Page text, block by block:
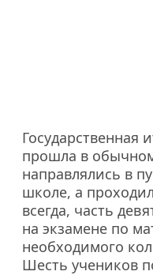
Государственная
прошла в
направлялись в
школе, а
всегда, часть
на экзамене по
необходимого
Шесть учеников